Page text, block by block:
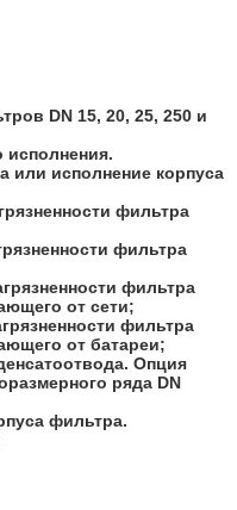
DN 15, 20, 25, 250 и
исполнения.
или исполнение корпуса
фильтра
фильтра
фильтра
от сети;
фильтра
от батареи;
Опция
ряда DN
фильтра.